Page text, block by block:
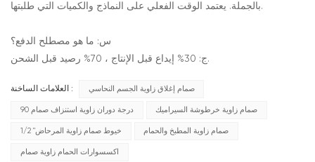
بالجملة. يعتمد الوقت الفعلي على النماذج والكميات التي طلبتها.
س: ما هو مصطلح الدفع؟
ج: 30% إيداع قبل الإنتاج ، 70% رصيد قبل الشحن.
العلامات الساخنة : صمام إغلاق زاوية الجسم النحاسي
90 درجة دوران زاوية استنزاف صمام صمام زاوية خرطوشة السيراميك
1/2 "خيوط صمام زاوية المرحاض صمام زاوية المطبخ والحمام
اكسسوارات الحمام زاوية صمام